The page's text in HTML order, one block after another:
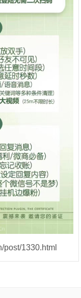
post/1330.html